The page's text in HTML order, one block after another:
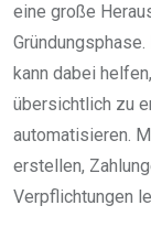
eine große
kann dabei
übersichtlich zu
automatisieren.
erstellen,
Verpflichtungen